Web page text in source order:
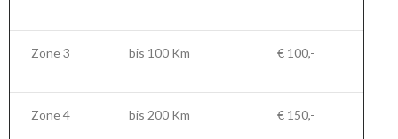
Zone 3 bis 100 Km € 100,-
Zone 4 bis 200 Km € 150,-